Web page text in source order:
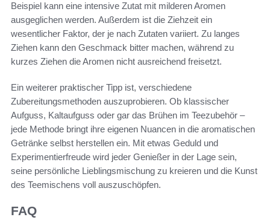
Beispiel kann eine intensive Zutat mit milderen Aromen
ausgeglichen werden. Außerdem ist die Ziehzeit ein
wesentlicher Faktor, der je nach Zutaten variiert. Zu langes
Ziehen kann den Geschmack bitter machen, während zu
kurzes Ziehen die Aromen nicht ausreichend freisetzt.
Ein weiterer praktischer Tipp ist, verschiedene
Zubereitungsmethoden auszuprobieren. Ob klassischer
Aufguss, Kaltaufguss oder gar das Brühen im Teezubehör –
jede Methode bringt ihre eigenen Nuancen in die aromatischen
Getränke selbst herstellen ein. Mit etwas Geduld und
Experimentierfreude wird jeder Genießer in der Lage sein,
seine persönliche Lieblingsmischung zu kreieren und die Kunst
des Teemischens voll auszuschöpfen.
FAQ